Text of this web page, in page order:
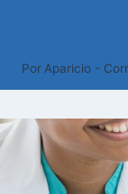
Por Aparicio -